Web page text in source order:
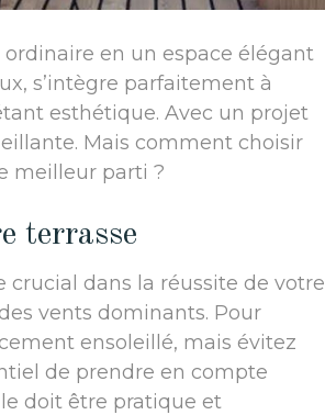
en un espace élégant
s’intègre parfaitement à
esthétique. Avec un projet
Mais comment choisir
meilleur parti ?
terrasse
crucial dans la réussite de votre
vents dominants. Pour
ensoleillé, mais évitez
de prendre en compte
doit être pratique et